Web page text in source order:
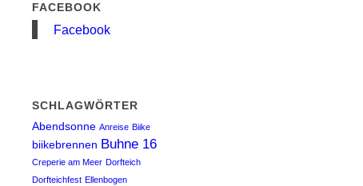
FACEBOOK
Facebook
SCHLAGWÖRTER
Abendsonne Anreise Biike
biikebrennen Buhne 16
Creperie am Meer Dorfteich
Dorfteichfest Ellenbogen